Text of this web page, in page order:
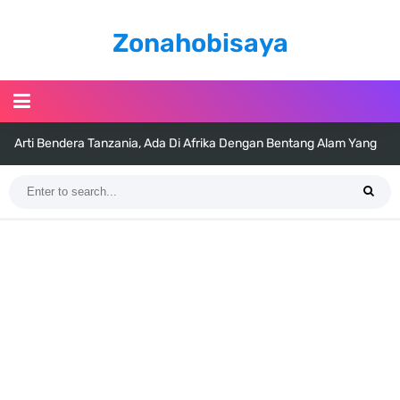
Zonahobisaya
Arti Bendera Tanzania, Ada Di Afrika Dengan Bentang Alam Yang